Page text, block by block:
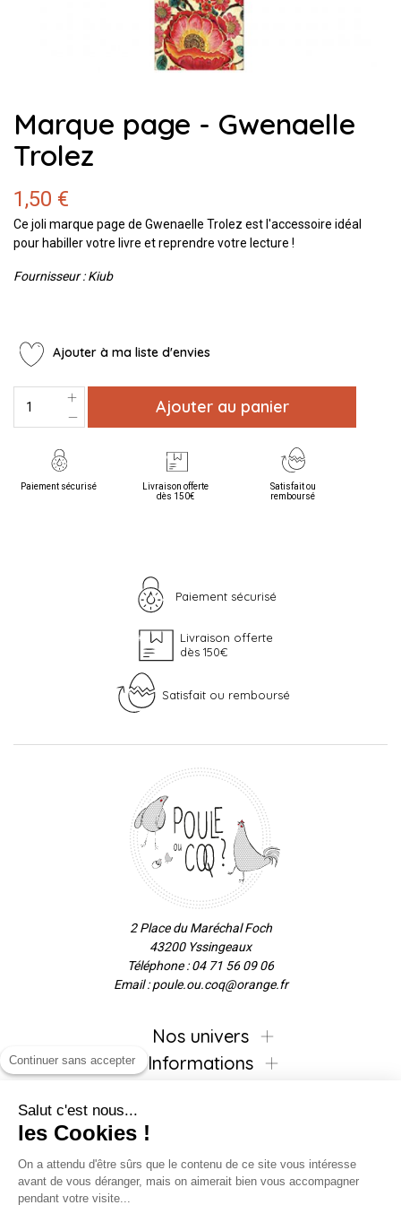
Marque page - Gwenaelle
Trolez
1,50 €
Ce joli marque page de Gwenaelle Trolez est l'accessoire idéal
pour habiller votre livre et reprendre votre lecture !
Fournisseur : Kiub
Ajouter à ma liste d'envies
Ajouter au panier
Paiement sécurisé
Livraison offerte
dès 150€
Satisfait ou
remboursé
Paiement sécurisé
Livraison offerte
dès 150€
Satisfait ou remboursé
2 Place du Maréchal Foch
43200 Yssingeaux
Téléphone : 04 71 56 09 06
Email : poule.ou.coq@orange.fr
Nos univers
Informations
Inscrivez-vous à la newsletter !
Continuer sans accepter
Salut c'est nous...
les Cookies !
On a attendu d'être sûrs que le contenu de ce site vous intéresse
avant de vous déranger, mais on aimerait bien vous accompagner
pendant votre visite...